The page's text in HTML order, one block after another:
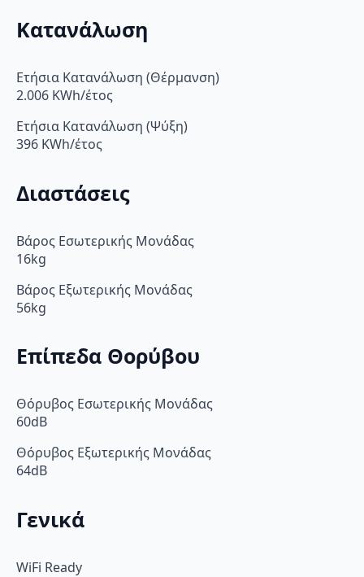
Κατανάλωση
Ετήσια Κατανάλωση (Θέρμανση)
2.006 KWh/έτος
Ετήσια Κατανάλωση (Ψύξη)
396 KWh/έτος
Διαστάσεις
Βάρος Εσωτερικής Μονάδας
16kg
Βάρος Εξωτερικής Μονάδας
56kg
Επίπεδα Θορύβου
Θόρυβος Εσωτερικής Μονάδας
60dB
Θόρυβος Εξωτερικής Μονάδας
64dB
Γενικά
WiFi Ready